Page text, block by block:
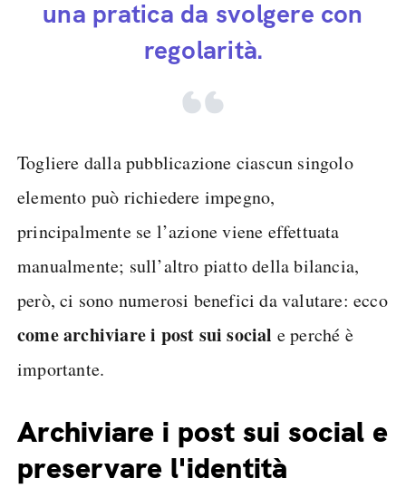
una pratica da svolgere con
regolarità.
Togliere dalla pubblicazione ciascun singolo
elemento può richiedere impegno,
principalmente se l’azione viene effettuata
manualmente; sull’altro piatto della bilancia,
però, ci sono numerosi benefici da valutare: ecco
come archiviare i post sui social e perché è
importante.
Archiviare i post sui social e
preservare l'identità